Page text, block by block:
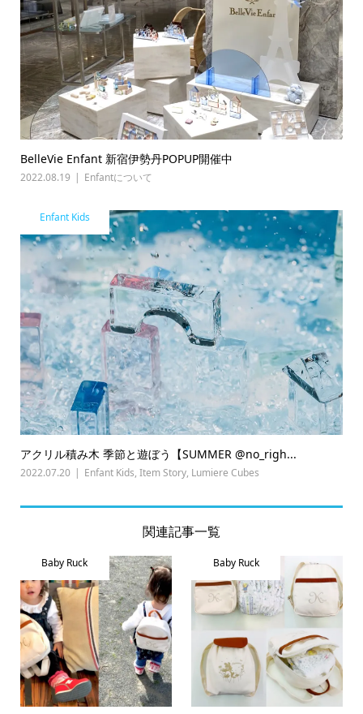
BelleVie Enfant 新宿伊勢丹POPUP開催中
2022.08.19 Enfantについて
Enfant Kids
アクリル積み木 季節と遊ぼう【SUMMER @no_righ...
2022.07.20 Enfant Kids, Item Story, Lumiere Cubes
関連記事一覧
Baby Ruck Baby Ruck